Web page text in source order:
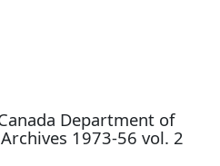
Department of
1973-56 vol. 2